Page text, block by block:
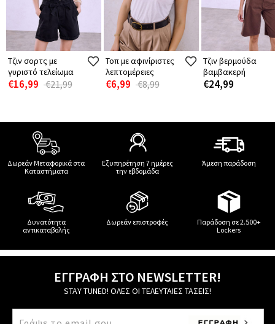
Τζιν σορτς με
γυριστό τελείωμα
€16,99 €21,99
Τοπ με αφινίριστες
λεπτομέρειες
€6,99 €8,99
Τζιν βερμούδα
βαμβακερή
€24,99
Δωρεάν Μεταφορικά στα
Καταστήματα
Εξυπηρέτηση 7 ημέρες
την εβδομάδα
Άμεση παράδοση
Δυνατότητα
αντικαταβολής
Δωρεάν επιστροφές
Παράδοση σε 2.500+
Lockers
ΕΓΓΡΑΦΗ ΣΤΟ NEWSLETTER!
STAY TUNED! ΟΛΕΣ ΟΙ ΤΕΛΕΥΤΑΙΕΣ ΤΑΣΕΙΣ!